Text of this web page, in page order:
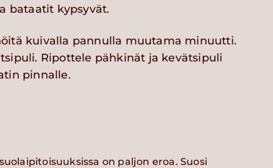
bataatit kypsyvät.
kuivalla pannulla muutama minuutti.
Ripottele pähkinät ja kevätsipuli
pinnalle.
on paljon eroa. Suosi